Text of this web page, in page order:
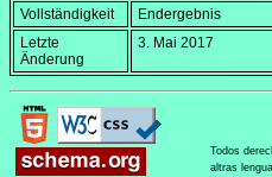
Vollständigkeit
Endergebnis
Letzte
Änderung
3. Mai 2017
Todos
altras